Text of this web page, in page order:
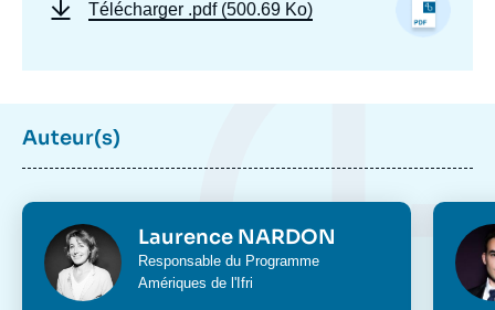
Télécharger .pdf (500.69 Ko)
Auteur(s)
Photo Laurence NARDON
Intitulé
du
Responsable du Programme
Amériques de l'Ifri